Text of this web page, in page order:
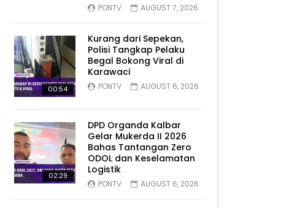
PONTV AUGUST 7, 2026
00:54
Kurang dari Sepekan,
Polisi Tangkap Pelaku
Begal Bokong Viral di
Karawaci
PONTV AUGUST 6, 2026
02:29
DPD Organda Kalbar
Gelar Mukerda II 2026
Bahas Tantangan Zero
ODOL dan Keselamatan
Logistik
PONTV AUGUST 6, 2026